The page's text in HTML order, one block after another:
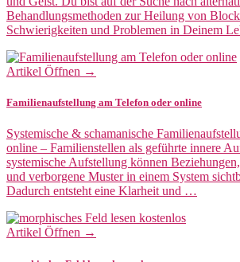
Behandlungsmethoden zur Heilung von
Schwierigkeiten und Problemen in Deinem
Artikel Öffnen →
Familienaufstellung am Telefon oder online
Systemische & schamanische
online – Familienstellen als geführte innere
systemische Aufstellung können
und verborgene Muster in einem System
Dadurch entsteht eine Klarheit und …
Artikel Öffnen →